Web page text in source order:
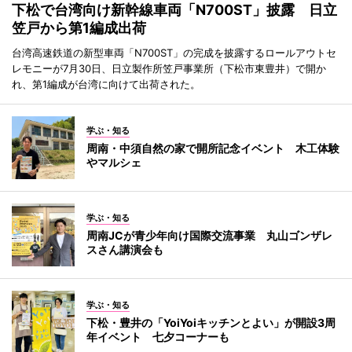
下松で台湾向け新幹線車両「N700ST」披露 日立
笠戸から第1編成出荷
台湾高速鉄道の新型車両「N700ST」の完成を披露するロールアウトセ
レモニーが7月30日、日立製作所笠戸事業所（下松市東豊井）で開か
れ、第1編成が台湾に向けて出荷された。
学ぶ・知る
周南・中須自然の家で開所記念イベント 木工体験
やマルシェ
学ぶ・知る
周南JCが青少年向け国際交流事業 丸山ゴンザレ
スさん講演会も
学ぶ・知る
下松・豊井の「YoiYoiキッチンとよい」が開設3周
年イベント 七夕コーナーも